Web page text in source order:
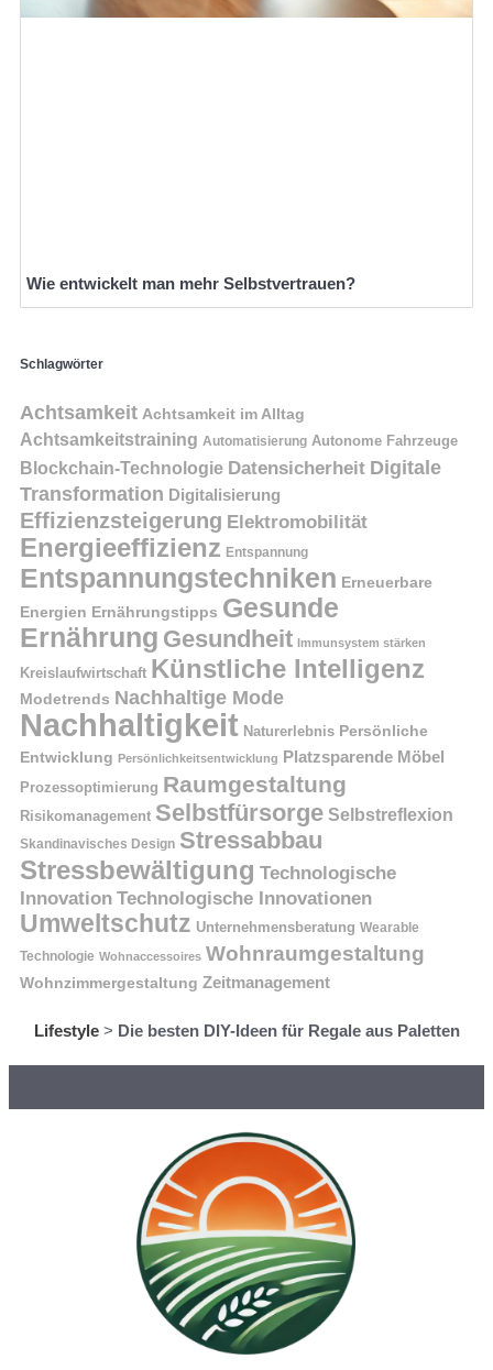
Wie entwickelt man mehr Selbstvertrauen?
Schlagwörter
Achtsamkeit Achtsamkeit im Alltag
Achtsamkeitstraining Automatisierung Autonome Fahrzeuge
Blockchain-Technologie Datensicherheit Digitale
Transformation Digitalisierung
Effizienzsteigerung Elektromobilität
Energieeffizienz Entspannung
Entspannungstechniken Erneuerbare
Energien Ernährungstipps Gesunde
Ernährung Gesundheit Immunsystem stärken
Kreislaufwirtschaft Künstliche Intelligenz
Modetrends Nachhaltige Mode
Nachhaltigkeit Naturerlebnis Persönliche
Entwicklung Persönlichkeitsentwicklung Platzsparende Möbel
Prozessoptimierung Raumgestaltung
Risikomanagement Selbstfürsorge Selbstreflexion
Skandinavisches Design Stressabbau
Stressbewältigung Technologische
Innovation Technologische Innovationen
Umweltschutz Unternehmensberatung Wearable
Technologie Wohnaccessoires Wohnraumgestaltung
Wohnzimmergestaltung Zeitmanagement
Lifestyle> Die besten DIY-Ideen für Regale aus Paletten